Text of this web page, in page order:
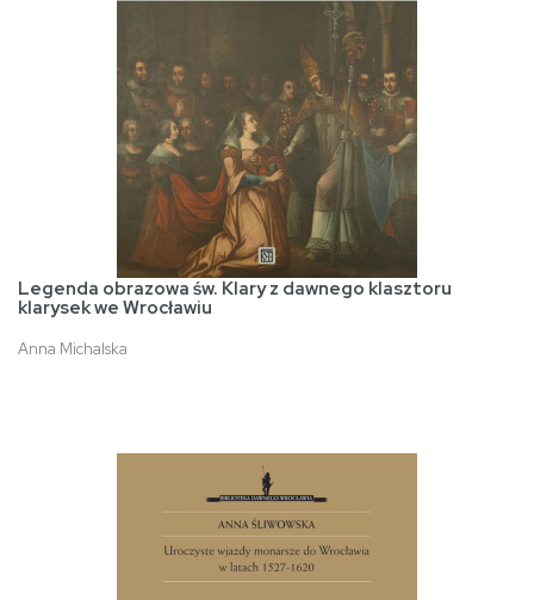
Legenda obrazowa św. Klary z dawnego klasztoru
klarysek we Wrocławiu
Anna Michalska